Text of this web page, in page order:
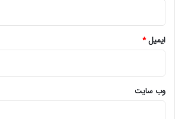
ایمیل*
وب‌ سایت